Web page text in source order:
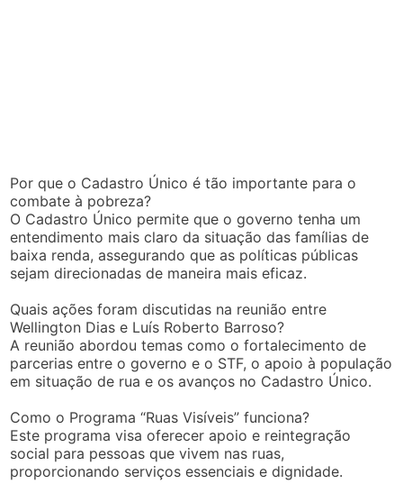
Por que o Cadastro Único é tão importante para o
combate à pobreza?
O Cadastro Único permite que o governo tenha um
entendimento mais claro da situação das famílias de
baixa renda, assegurando que as políticas públicas
sejam direcionadas de maneira mais eficaz.
Quais ações foram discutidas na reunião entre
Wellington Dias e Luís Roberto Barroso?
A reunião abordou temas como o fortalecimento de
parcerias entre o governo e o STF, o apoio à população
em situação de rua e os avanços no Cadastro Único.
Como o Programa “Ruas Visíveis” funciona?
Este programa visa oferecer apoio e reintegração
social para pessoas que vivem nas ruas,
proporcionando serviços essenciais e dignidade.